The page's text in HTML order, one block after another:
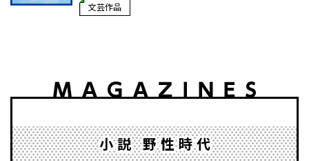
文芸作品
小説 野性時代